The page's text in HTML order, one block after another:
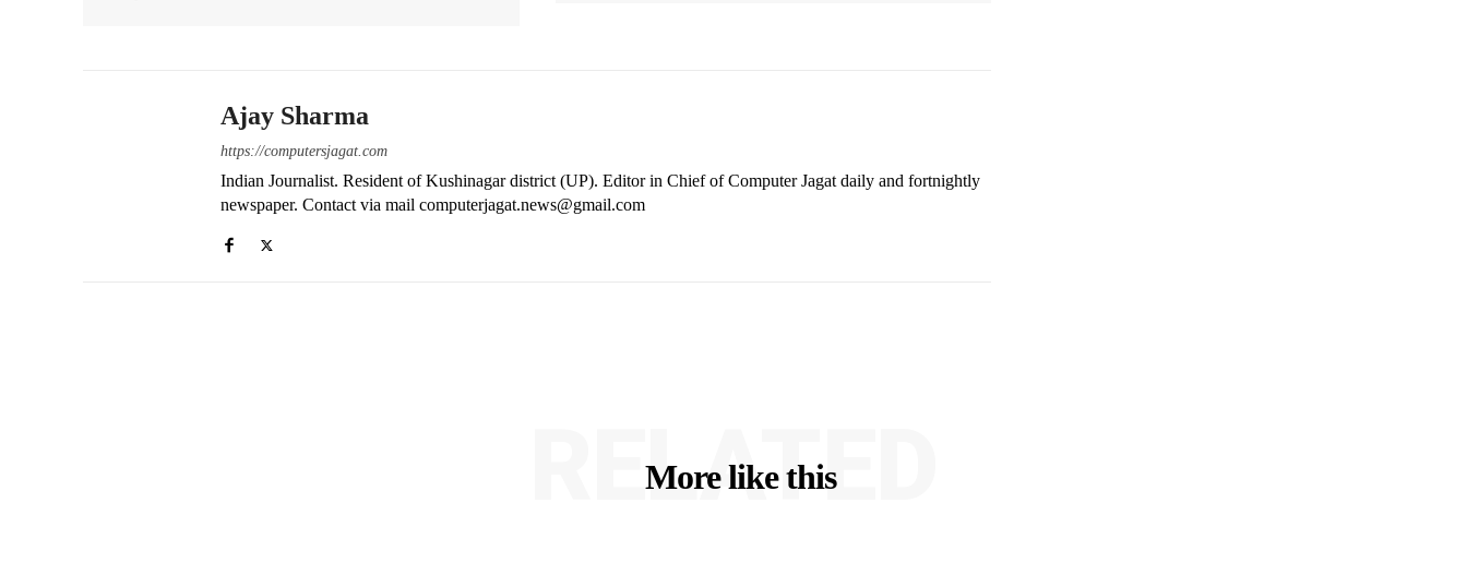
Ajay Sharma
https://computersjagat.com
Indian Journalist. Resident of Kushinagar district (UP). Editor in Chief of Computer Jagat daily and fortnightly
newspaper. Contact via mail computerjagat.news@gmail.com
More like this
RELATED